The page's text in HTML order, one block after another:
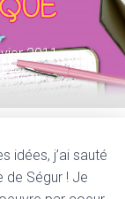
2011
idées, j’ai sauté
de Ségur ! Je